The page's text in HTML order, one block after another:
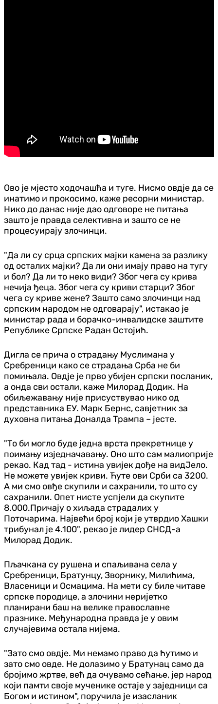
Ово је мјесто ходочашћа и туге. Нисмо овдје да се
инатимо и прокосимо, каже ресорни министар.
Нико до данас није дао одговоре не питања
зашто је правда селективна и зашто се не
процесуирају злочинци.
"Да ли су срца српских мајки камена за разлику
од осталих мајки? Да ли они имају право на тугу
и бол? Да ли то неко види? Због чега су крива
нечија ђеца. Због чега су криви старци? Због
чега су криве жене? Зашто само злочинци над
српским народом не одговарају", истакао је
министар рада и борачко-инвалидске заштите
Републике Српске Радан Остојић.
Дигла се прича о страдању Муслимана у
Сребреници како се страдања Срба не би
помињала. Овдје је прво убијен српски посланик,
а онда сви остали, каже Милорад Додик. На
обиљежавању није присуствувао нико од
представника ЕУ. Марк Бернс, савјетник за
духовна питања Доналда Трампа – јесте.
"То би могло буде једна врста прекретнице у
поимању изједначавању. Оно што сам малиоприје
рекао. Кад тад - истина увијек дође на видЈело.
Не можете увијек криви. Ћуте ови Срби са 3200.
А ми смо овђе скупили и сахранили, то што су
сахранили. Опет нисте успјели да скупите
8.000.Причају о хиљада страдалих у
Поточарима. Највећи број који је утврдио Хашки
трибунал је 4.100", рекао је лидер СНСД-а
Милорад Додик.
Пљачкана су рушена и спаљивана села у
Сребреници, Братунцу, Зворнику, Милићима,
Власеници и Осмацима. На мети су биле читаве
српске породице, а злочини неријетко
планирани баш на велике православне
празнике. Међународна правда је у овим
случајевима остала нијема.
"Зато смо овдје. Ми немамо право да ћутимо и
зато смо овде. Не долазимо у Братунац само да
бројимо жртве, већ да очувамо сећање, јер народ
који памти своје мученике остаје у заједници са
Богом и истином", поручила је изасланик